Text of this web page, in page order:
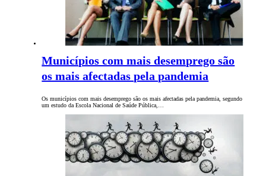
Municípios com mais desemprego são
os mais afectadas pela pandemia
Os municípios com mais desemprego são os mais afectadas pela pandemia, segundo
um estudo da Escola Nacional de Saúde Pública,…